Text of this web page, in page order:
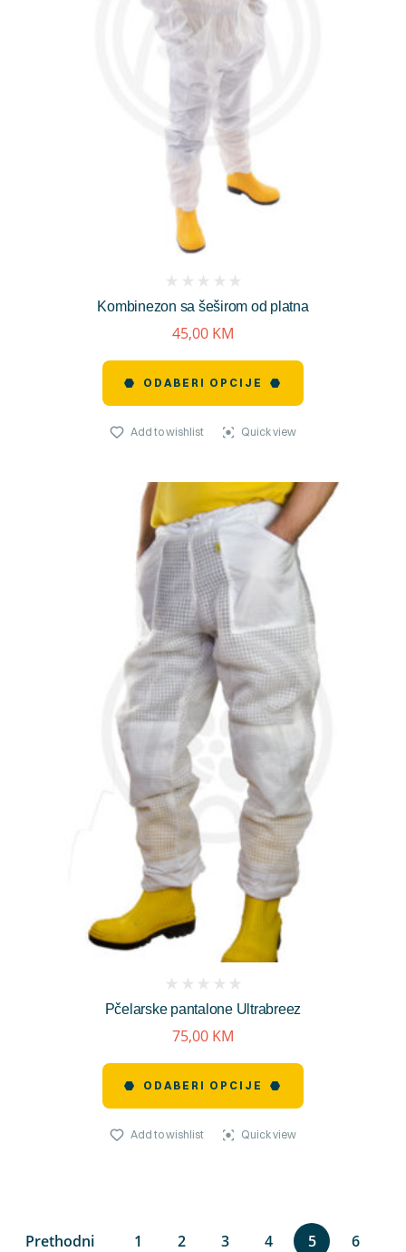
Kombinezon sa šeširom od platna
reviews)
45,00 KM
ODABERI OPCIJE
Add to wishlist Quick view
Pčelarske pantalone Ultrabreez
reviews)
75,00 KM
ODABERI OPCIJE
Add to wishlist Quick view
Prethodni 1 2 3 4 5
6